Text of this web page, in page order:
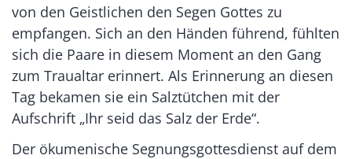
von den Geistlichen den Segen Gottes zu
empfangen. Sich an den Händen führend, fühlten
sich die Paare in diesem Moment an den Gang
zum Traualtar erinnert. Als Erinnerung an diesen
Tag bekamen sie ein Salztütchen mit der
Aufschrift „Ihr seid das Salz der Erde“.
Der ökumenische Segnungsgottesdienst auf dem